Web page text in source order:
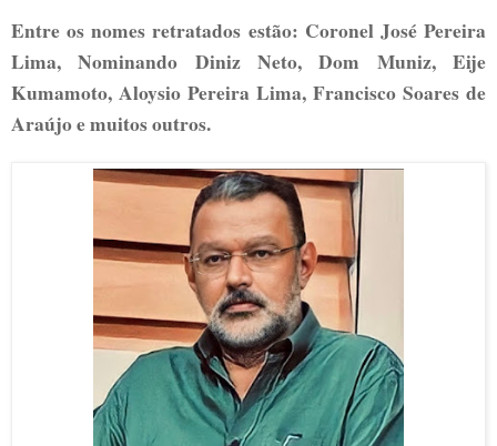
Entre os nomes retratados estão: Coronel José Pereira
Lima, Nominando Diniz Neto, Dom Muniz, Eije
Kumamoto, Aloysio Pereira Lima, Francisco Soares de
Araújo e muitos outros.